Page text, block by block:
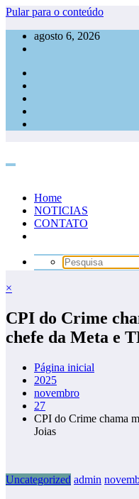
Pular para o conteúdo
agosto 6, 2026
Home
NOTICIAS
CONTATO
×
CPI do Crime
chefe da Meta e
Página inicial
2025
novembro
27
CPI do Crime chama
Joias
Uncategorized admin